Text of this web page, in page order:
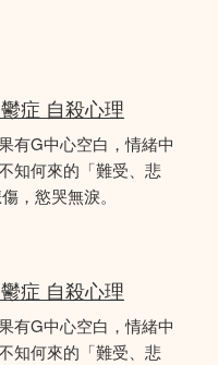
症 自殺心理
有G中心空白，情緒中
知何來的「難受、悲
，慾哭無淚。
症 自殺心理
有G中心空白，情緒中
知何來的「難受、悲